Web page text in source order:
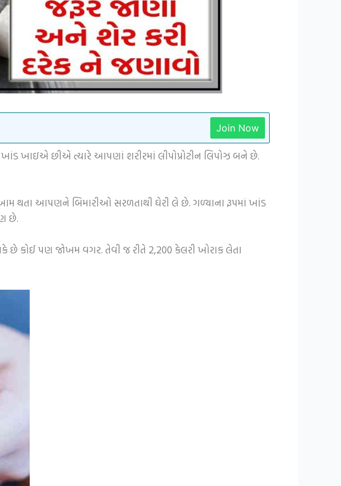
Join Now
ખાઇએ છીએ ત્યારે આપણાં શરીરમાં લીપોપ્રોટીન લિપોઝ બને છે.
થતા આપણને બિમારીઓ સરળતાથી ઘેરી લે છે. ગળ્યાના રૂપમાં ખાંડ
છે.
છે કોઈ પણ જોખમ વગર. તેવી જ રીતે 2,200 કેલરી ખોરાક લેતા